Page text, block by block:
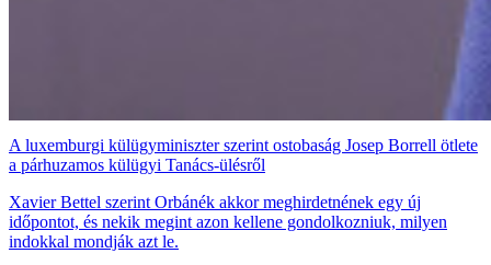
A luxemburgi külügyminiszter szerint ostobaság Josep Borrell ötlete
a párhuzamos külügyi Tanács-ülésről
Xavier Bettel szerint Orbánék akkor meghirdetnének egy új
időpontot, és nekik megint azon kellene gondolkozniuk, milyen
indokkal mondják azt le.